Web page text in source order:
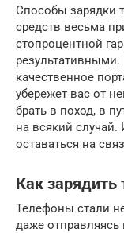
Способы зарядки
средств весьма
стопроцентной
результативными.
качественное
убережет вас от
брать в поход, в
на всякий
оставаться на
Как зарядить
Телефоны стали
даже